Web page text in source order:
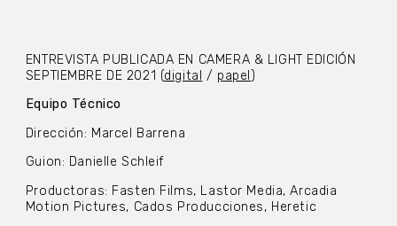
ENTREVISTA PUBLICADA EN CAMERA & LIGHT EDICIÓN
SEPTIEMBRE DE 2021 (digital / papel )
Equipo Técnico
Dirección: Marcel Barrena
Guion: Danielle Schleif
Productoras: Fasten Films, Lastor Media, Arcadia
Motion Pictures, Cados Producciones, Heretic